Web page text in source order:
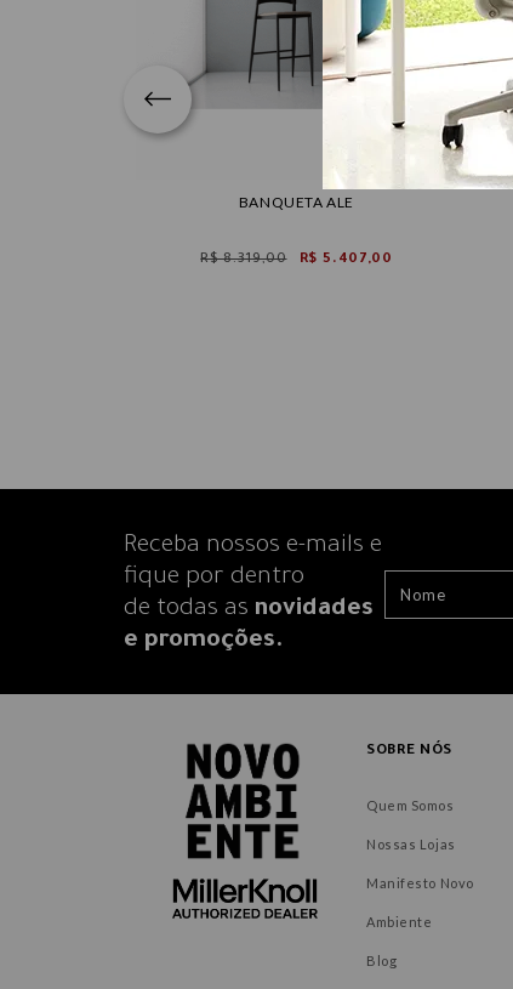
BANQUETA ALE
R$ 8.319,00 R$ 5.407,00
Receba nossos e-mails e
fique por dentro
de todas as novidades
e promoções.
SOBRE NÓS
Quem Somos
Nossas Lojas
Manifesto Novo
Ambiente
Blog